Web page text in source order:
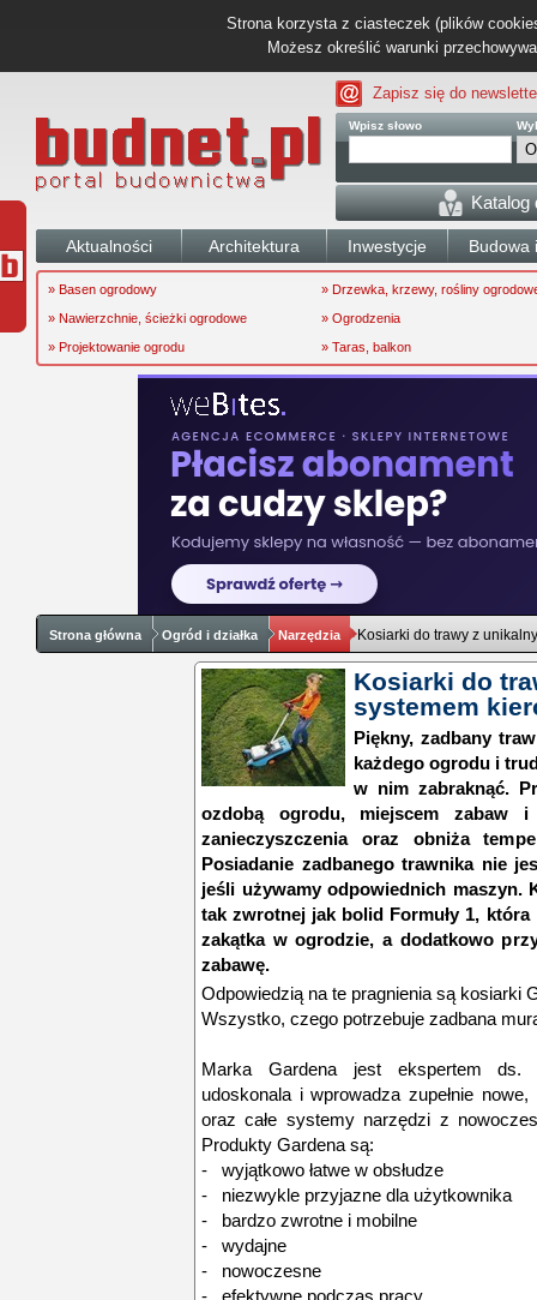
Strona korzysta z ciasteczek (plików
Możesz określić warunki
Zapisz się do
Wpisz słowo
Katalog
Aktualności Architektura Inwestycje Budowa
» Basen ogrodowy
» Drzewka, krzewy, rośliny
» Nawierzchnie, ścieżki ogrodowe
» Ogrodzenia
» Projektowanie ogrodu
» Taras, balkon
Strona główna Ogród i działka Narzędzia Kosiarki do trawy z
Kosiarki do
systemem
Piękny, zadbany
każdego ogrodu i
w nim zabraknąć.
ozdobą ogrodu, miejscem zabaw
zanieczyszczenia oraz obniża
Posiadanie zadbanego trawnika nie
jeśli używamy odpowiednich maszyn.
tak zwrotnej jak bolid Formuły 1,
zakątka w ogrodzie, a dodatkowo
zabawę.
Odpowiedzią na te pragnienia są kosiarki
Wszystko, czego potrzebuje zadbana
Marka Gardena jest ekspertem ds.
udoskonala i wprowadza zupełnie
oraz całe systemy narzędzi z
Produkty Gardena są:
- wyjątkowo łatwe w obsłudze
- niezwykle przyjazne dla użytkownika
- bardzo zwrotne i mobilne
- wydajne
- nowoczesne
- efektywne podczas pracy